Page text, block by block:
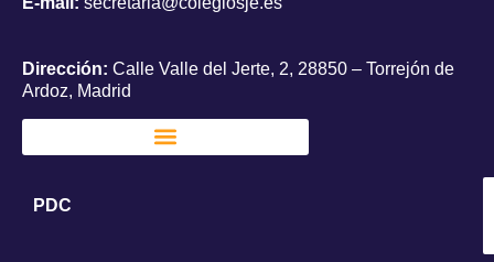
Dirección: Calle Valle del Jerte, 2, 28850 – Torrejón de
Ardoz, Madrid
PDC